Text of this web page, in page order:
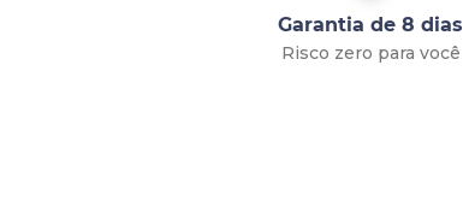
Garantia de 8 dias
Risco zero para você